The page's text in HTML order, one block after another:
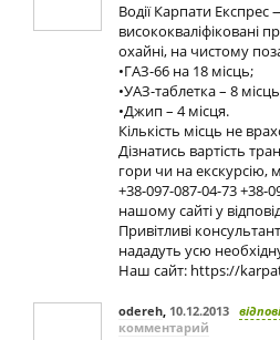
Водії Карпати Експрес
висококваліфіковані
охайні, на чистому
•ГАЗ-66 на 18 місць;
•УАЗ-таблетка – 8
•Джип – 4 місця.
Кількість місць не
Дізнатись вартість
гори чи на
+38-097-087-04-73 +38-
нашому сайті у
Привітливі
нададуть усю
Наш сайт: https://
odereh, 10.12.2013
комментарий